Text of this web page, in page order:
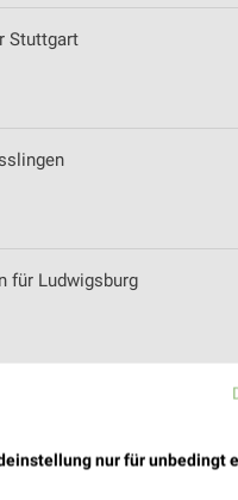
Stuttgart
für Ludwigsburg
nur für unbedingt